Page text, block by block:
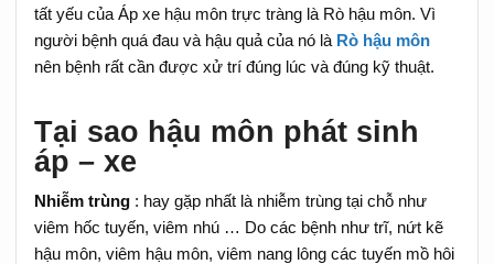
tất yếu của Áp xe hậu môn trực tràng là Rò hậu môn. Vì
người bệnh quá đau và hậu quả của nó là Rò hậu môn
nên bệnh rất cần được xử trí đúng lúc và đúng kỹ thuật.
Tại sao hậu môn phát sinh
áp – xe
Nhiễm trùng : hay gặp nhất là nhiễm trùng tại chỗ như
viêm hốc tuyến, viêm nhú … Do các bệnh như trĩ, nứt kẽ
hậu môn, viêm hậu môn, viêm nang lông các tuyến mồ hôi